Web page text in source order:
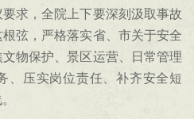
求，全院上下要深刻汲取事故
弦，严格落实省、市关于安全
物保护、景区运营、日常管理
、压实岗位责任、补齐安全短